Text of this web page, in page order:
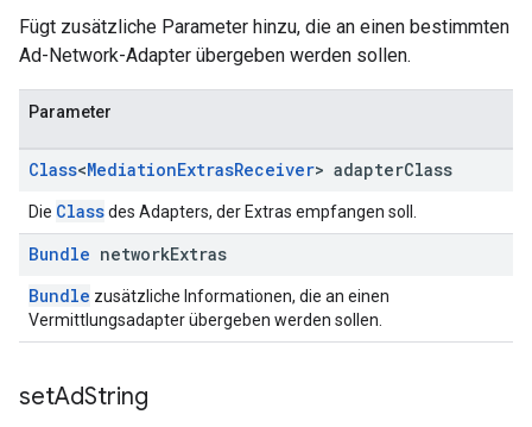
Fügt zusätzliche Parameter hinzu, die an einen bestimmten
Ad-Network-Adapter übergeben werden sollen.
Parameter
Class<MediationExtrasReceiver> adapterClass
Die Classdes Adapters, der Extras empfangen soll.
Bundle networkExtras
Bundle zusätzliche Informationen, die an einen
Vermittlungsadapter übergeben werden sollen.
setAdString